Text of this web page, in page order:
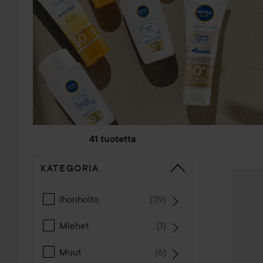
41 tuotetta
SIIRTYÄ JHK LAJITTELE
KATEGORIA
Ihonhoito (39)
Miehet (1)
Muut (6)